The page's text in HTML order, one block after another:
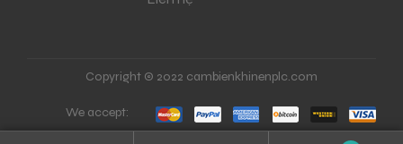
Copyright © 2022 cambienkhinenplc.com
We accept: